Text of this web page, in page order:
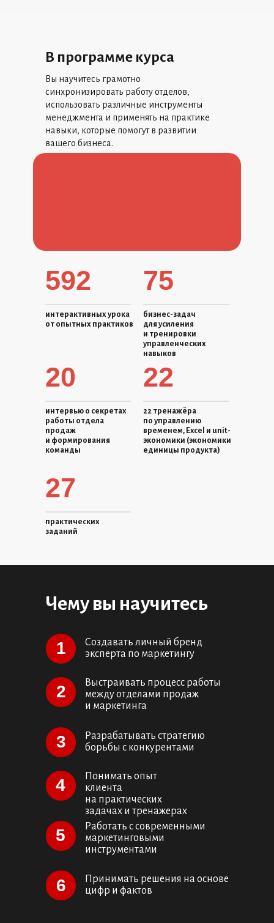
592
интерактивных урока
от опытных практиков
Вы научитесь грамотно
синхронизировать работу отделов,
использовать различные инструменты
менеджмента и применять на практике
навыки, которые помогут в развитии
вашего бизнеса.
75
бизнес-задач
для усиления
и тренировки
управленческих
навыков
20
интервью о секретах
работы отдела
продаж
и формирования
команды
22
22 тренажёра
по управлению
временем, Excel и unit-
экономики (экономики
единицы продукта)
В программе курса
27
практических
заданий
Чему вы научитесь
1
Создавать личный бренд
эксперта по маркетингу
2
Выстраивать процесс работы
между отделами продаж
и маркетинга
3
Разрабатывать стратегию
борьбы с конкурентами
5
Работать с современными
маркетинговыми
инструментами
6
Принимать решения на основе
цифр и фактов
4
Понимать опыт
клиента
на практических
задачах и тренажерах